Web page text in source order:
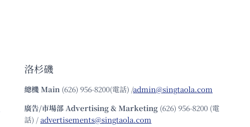
洛杉磯
總機Main (626) 956-8200(電話) /admin@singtaola.com
廣告/市場部Advertising & Marketing (626) 956-8200 (電
話) /advertisements@singtaola.com